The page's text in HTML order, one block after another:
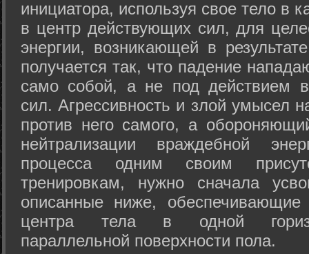
инициатора, используя свое тело в
в центр действующих сил, для
энергии, возникающей в
получается так, что падение
само собой, а не под действием
сил. Агрессивность и злой умысел
против него самого, а
нейтрализации враждебной
процесса одним своим
тренировкам, нужно сначала
описанные ниже, обеспечивающие
центра тела в одной
параллельной поверхности пола.